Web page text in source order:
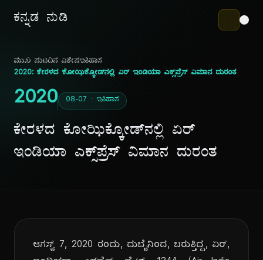
ಕನ್ನಡ ನುಡಿ
ಮುಖ ಪುಟದಿನ ವಿಶೇಷಇತಿಹಾಸ
2020: ಕೇರಳದ ಕೋಝಿಕ್ಕೋಡ್‌ನಲ್ಲಿ ಏರ್ ಇಂಡಿಯಾ ಎಕ್ಸ್‌ಪ್ರೆಸ್ ವಿಮಾನ ದುರಂತ
2020 08-07 · ಇತಿಹಾಸ
ಕೇರಳದ ಕೋಝಿಕ್ಕೋಡ್‌ನಲ್ಲಿ ಏರ್
ಇಂಡಿಯಾ ಎಕ್ಸ್‌ಪ್ರೆಸ್ ವಿಮಾನ ದುರಂತ
ಆಗಸ್ಟ್ 7, 2020 ರಂದು, ದುಬೈನಿಂದ, ಬರುತ್ತಿದ್ದ, ಏರ್,